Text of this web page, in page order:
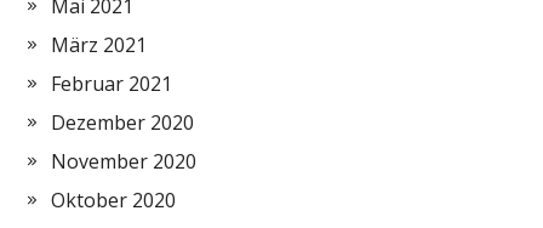
Mai 2021
März 2021
Februar 2021
Dezember 2020
November 2020
Oktober 2020